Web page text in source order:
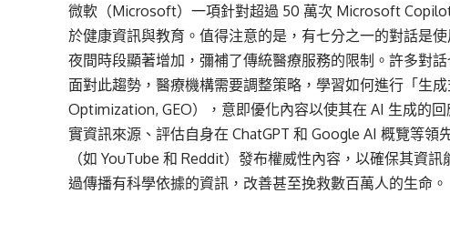
微軟（Microsoft）一項針對超過 50 萬次 Microsoft
於健康資訊與教育。值得注意的是，有七分之一的對話是
夜間時段顯著增加，彌補了傳統醫療服務的限制。許多對
面對此趨勢，醫療機構需要調整策略，學習如何進行「生
Optimization, GEO），意即優化內容以使其在 AI 生成的
實資訊來源、評估自身在 ChatGPT 和 Google AI 概覽等
（如 YouTube 和 Reddit）發布權威性內容，以確保其資
過傳播有科學依據的資訊，改善甚至挽救數百萬人的生命。